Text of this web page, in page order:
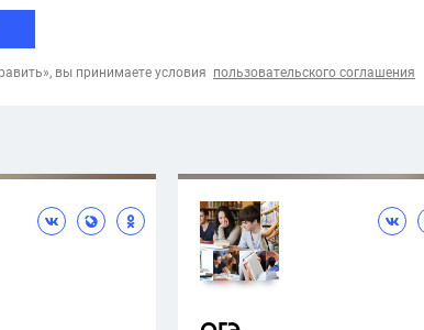
вы принимаете условия пользовательского соглашения